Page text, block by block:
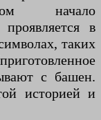
начало
проявляется в
таких
с башен.
историей и